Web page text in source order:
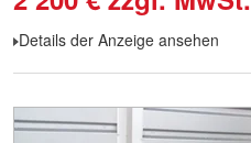
Details der Anzeige ansehen